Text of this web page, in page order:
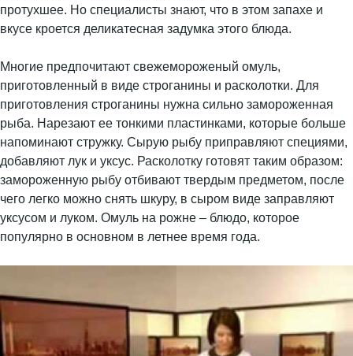
протухшее. Но специалисты знают, что в этом запахе и
вкусе кроется деликатесная задумка этого блюда.
Многие предпочитают свежемороженый омуль,
приготовленный в виде строганины и расколотки. Для
приготовления строганины нужна сильно замороженная
рыба. Нарезают ее тонкими пластинками, которые больше
напоминают стружку. Сырую рыбу приправляют специями,
добавляют лук и уксус. Расколотку готовят таким образом:
замороженную рыбу отбивают твердым предметом, после
чего легко можно снять шкуру, в сыром виде заправляют
уксусом и луком. Омуль на рожне – блюдо, которое
популярно в основном в летнее время года.